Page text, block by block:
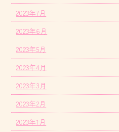
2023年7月
2023年6月
2023年5月
2023年4月
2023年3月
2023年2月
2023年1月